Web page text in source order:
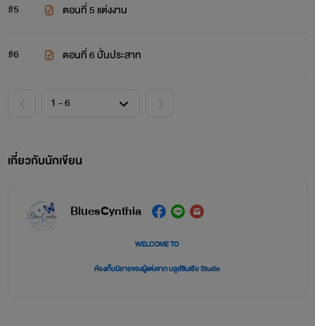
#5 ตอนที่ 5 แต่งงาน
#6 ตอนที่ 6 ปั่นประสาท
เกี่ยวกับนักเขียน
BluesCynthia
WELCOME TO
ห้องเก็บนิยายของผู้แต่งจาก บลูส์ซินเธีย Studio